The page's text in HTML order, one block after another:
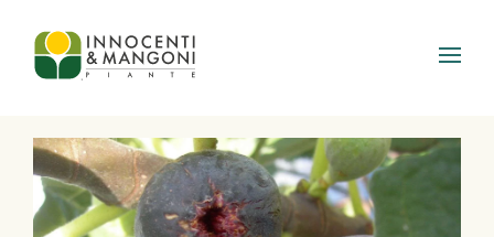
Skip to main content